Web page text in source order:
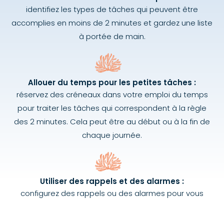
identifiez les types de tâches qui peuvent être
accomplies en moins de 2 minutes et gardez une liste
à portée de main.
Allouer du temps pour les petites tâches :
réservez des créneaux dans votre emploi du temps
pour traiter les tâches qui correspondent à la règle
des 2 minutes. Cela peut être au début ou à la fin de
chaque journée.
Utiliser des rappels et des alarmes :
configurez des rappels ou des alarmes pour vous